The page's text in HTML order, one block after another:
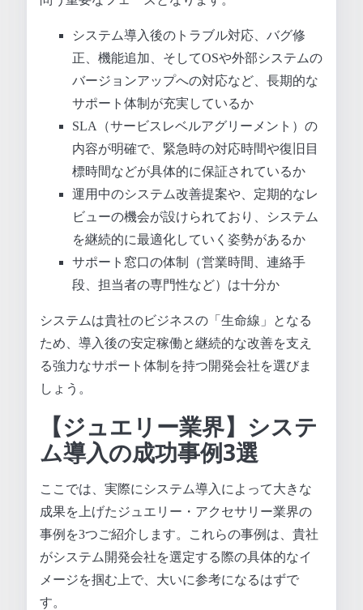
システム導入後のトラブル対応、バグ修
正、機能追加、そしてOSや外部システムの
バージョンアップへの対応など、長期的な
サポート体制が充実しているか
SLA（サービスレベルアグリーメント）の
内容が明確で、緊急時の対応時間や復旧目
標時間などが具体的に保証されているか
運用中のシステム改善提案や、定期的なレ
ビューの機会が設けられており、システム
を継続的に最適化していく姿勢があるか
サポート窓口の体制（営業時間、連絡手
段、担当者の専門性など）は十分か
システムは貴社のビジネスの「生命線」となる
ため、導入後の安定稼働と継続的な改善を支え
る強力なサポート体制を持つ開発会社を選びま
しょう。
【ジュエリー業界】システ
ム導入の成功事例3選
ここでは、実際にシステム導入によって大きな
成果を上げたジュエリー・アクセサリー業界の
事例を3つご紹介します。これらの事例は、貴社
がシステム開発会社を選定する際の具体的なイ
メージを掴む上で、大いに参考になるはずで
す。